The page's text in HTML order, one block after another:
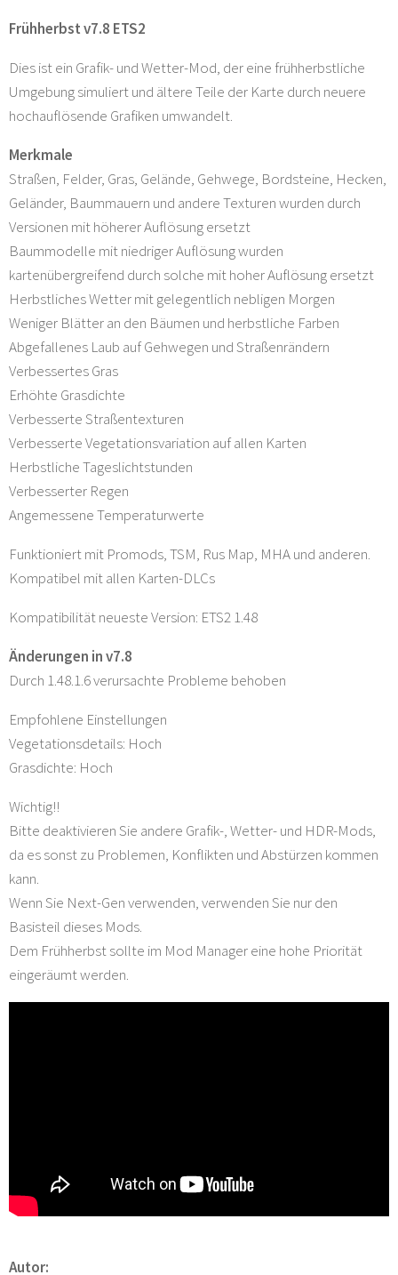
Frühherbst v7.8 ETS2
Dies ist ein Grafik- und Wetter-Mod, der eine frühherbstliche
Umgebung simuliert und ältere Teile der Karte durch neuere
hochauflösende Grafiken umwandelt.
Merkmale
Straßen, Felder, Gras, Gelände, Gehwege, Bordsteine, Hecken,
Geländer, Baummauern und andere Texturen wurden durch
Versionen mit höherer Auflösung ersetzt
Baummodelle mit niedriger Auflösung wurden
kartenübergreifend durch solche mit hoher Auflösung ersetzt
Herbstliches Wetter mit gelegentlich nebligen Morgen
Weniger Blätter an den Bäumen und herbstliche Farben
Abgefallenes Laub auf Gehwegen und Straßenrändern
Verbessertes Gras
Erhöhte Grasdichte
Verbesserte Straßentexturen
Verbesserte Vegetationsvariation auf allen Karten
Herbstliche Tageslichtstunden
Verbesserter Regen
Angemessene Temperaturwerte
Funktioniert mit Promods, TSM, Rus Map, MHA und anderen.
Kompatibel mit allen Karten-DLCs
Kompatibilität neueste Version: ETS2 1.48
Änderungen in v7.8
Durch 1.48.1.6 verursachte Probleme behoben
Empfohlene Einstellungen
Vegetationsdetails: Hoch
Grasdichte: Hoch
Wichtig!!
Bitte deaktivieren Sie andere Grafik-, Wetter- und HDR-Mods,
da es sonst zu Problemen, Konflikten und Abstürzen kommen
kann.
Wenn Sie Next-Gen verwenden, verwenden Sie nur den
Basisteil dieses Mods.
Dem Frühherbst sollte im Mod Manager eine hohe Priorität
eingeräumt werden.
Autor: